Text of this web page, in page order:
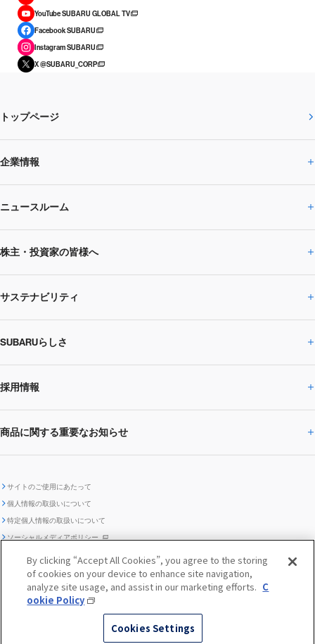
YouTube SUBARU GLOBAL TV
Facebook SUBARU
Instagram SUBARU
X @SUBARU_CORP
トップページ
企業情報
企業情報トップ
SUBARUのありたい姿
SUBARU 2025方針
事業所・関係会社
ニュースルーム
ニュースルームトップ
ニュースリリース
閉じる
株主・投資家の皆様へ
株主・投資家の皆様へトップ
企業・経営
IRライブラリー
株主・投資家サポート
IRカレンダー
ディスクロージャー
ポリシー
サステナビリティ
サステナビリティトップ
CEOサステナビリティ
環境
ガバナンス
編集方針 レポートライブラリー
企業スポーツ
SUBARUらしさ
SUBARUらしさトップ
SUBARUびと
SUBARUデザイン
「SUBARUらしさ」を
際立たせる技術
2.環境技術
『魔改造の夜』特設サイト
採用情報
採用情報トップ
SUBARU Lab採用（中途）
販売会社グループ採用 期間従業員採用
障がい者採用（中途）
商品に関する重要なお知らせ
SUBARU ハイブリッド車 レスキュ
ー時の取扱い
自動車リサイクル リコール情報
助手席エアバッグに関する重要な
SUBARUのロゴ・標章を不正使用
した模倣品にご注意ください
サイトのご使用にあたって
個人情報の取扱いについて
特定個人情報の取扱いについて
ソーシャルメディアポリシー
お問い合わせ ／ よくあるご質問
クッキーポリシー
メディア
By clicking “Accept All Cookies”, you agree to the storing
of cookies on your device to enhance site navigation,
analyze site usage, and assist in our marketing efforts. C
ookie Policy
Cookies Settings